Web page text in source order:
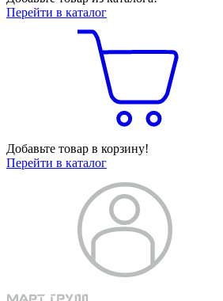
Перейти в каталог
Добавьте товар в корзину!
Перейти в каталог